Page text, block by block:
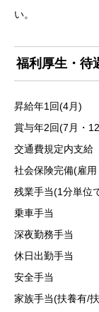
い。
福利厚生・待
昇給年1回(4月)
賞与年2回(7月・
交通費規定内支給
社会保険完備(雇
残業手当(1分単位
乗車手当
深夜勤務手当
休日出勤手当
安全手当
家族手当(扶養有/